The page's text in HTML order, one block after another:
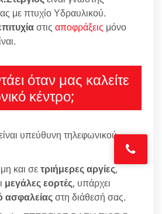
με πτυχίο Υδραυλικού.
στις αποφράξεις μόνο
όταν μας καλείτε
κέντρο;
υπεύθυνη τηλεφωνικού
και σετριήμερες αργίες,
μεγάλες εορτές, υπάρχει
στη διάθεσή σας.